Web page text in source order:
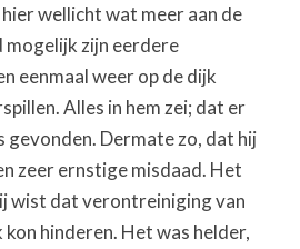
wellicht wat meer aan de
mogelijk zijn eerdere
eenmaal weer op de dijk
Alles in hem zei; dat er
gevonden. Dermate zo, dat hij
zeer ernstige misdaad. Het
wist dat verontreiniging van
hinderen. Het was helder,